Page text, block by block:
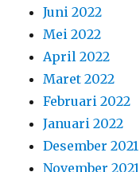
Juni 2022
Mei 2022
April 2022
Maret 2022
Februari 2022
Januari 2022
Desember 2021
November 2021